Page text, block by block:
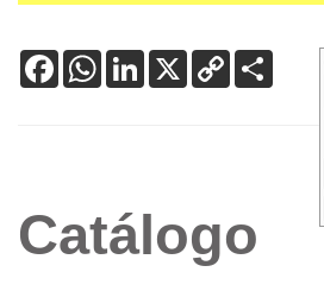
FacebookWhatsApp
LinkedIn
X Copy
Link
Catálogo